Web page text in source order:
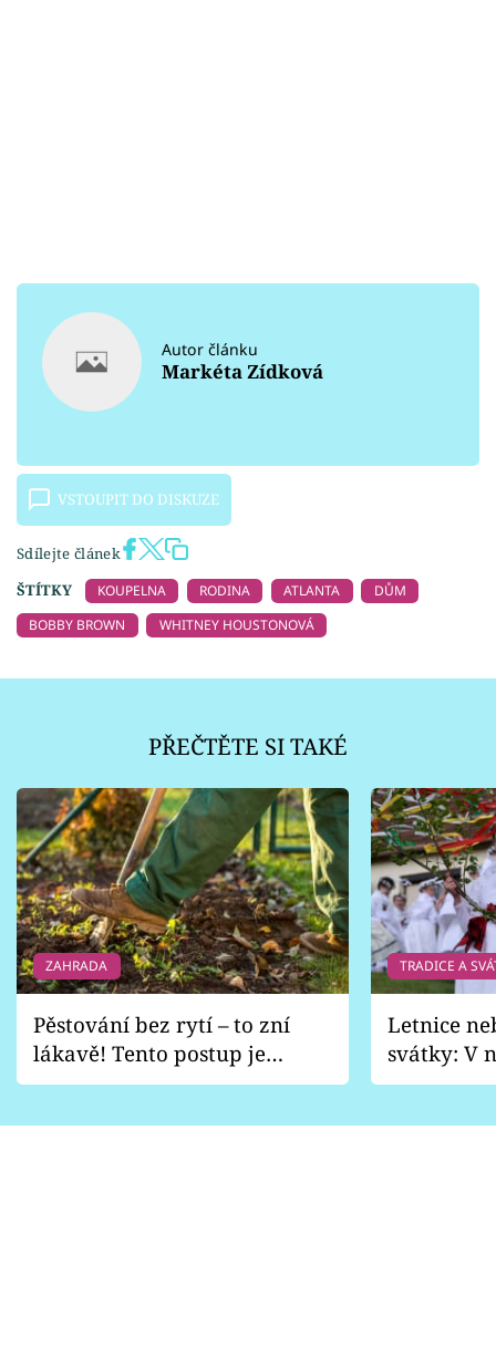
Autor článku
Markéta Zídková
VSTOUPIT DO DISKUZE
Sdílejte článek
ŠTÍTKY
KOUPELNA RODINA ATLANTA
DŮM
BOBBY BROWN
WHITNEY HOUSTONOVÁ
PŘEČTĚTE SI TAKÉ
ZAHRADA
Pěstování bez rytí – to zní
lákavě! Tento postup je
vhodný jen pro některé
TRADICE A
Letnice
svátky: V
pondělí